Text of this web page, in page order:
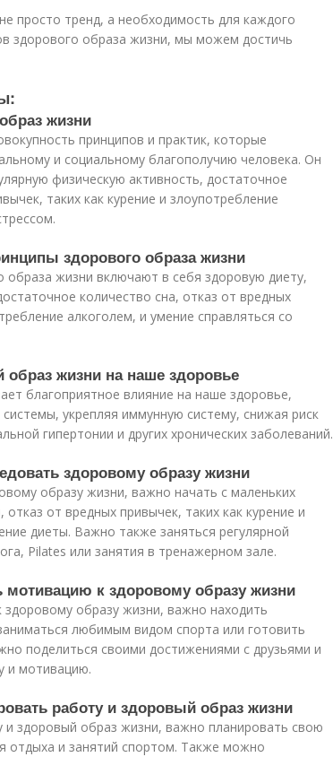
просто тренд, а необходимость для каждого
здорового образа жизни, мы можем достичь
жизни
принципов и практик, которые
и социальному благополучию человека. Он
физическую активность, достаточное
таких как курение и злоупотребление
здорового образа жизни
жизни включают в себя здоровую диету,
количество сна, отказ от вредных
алкоголем, и умение справляться со
жизни на наше здоровье
благоприятное влияние на наше здоровье,
укрепляя иммунную систему, снижая риск
гипертонии и других хронических заболеваний.
здоровому образу жизни
образу жизни, важно начать с маленьких
отказ от вредных привычек, таких как курение и
диеты. Важно также заняться регулярной
Pilates или занятия в тренажерном зале.
к здоровому образу жизни
образу жизни, важно находить
любимым видом спорта или готовить
поделиться своими достижениями с друзьями и
и мотивацию.
работу и здоровый образ жизни
здоровый образ жизни, важно планировать свою
отдыха и занятий спортом. Также можно